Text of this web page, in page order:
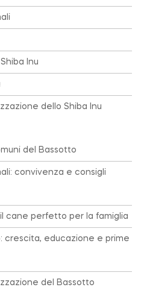
Inu
dello Shiba Inu
del Bassotto
convivenza e consigli
cane perfetto per la famiglia
crescita, educazione e prime
del Bassotto